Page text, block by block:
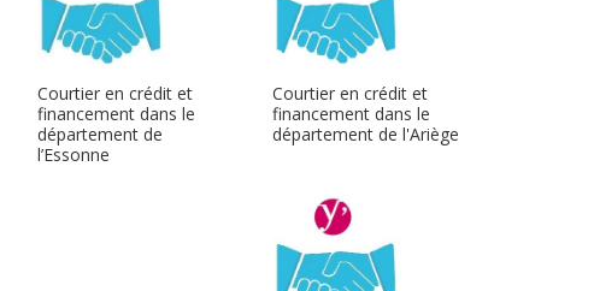
Courtier en crédit et
financement dans le
département de
l’Essonne
Courtier en crédit et
financement dans le
département de l'Ariège